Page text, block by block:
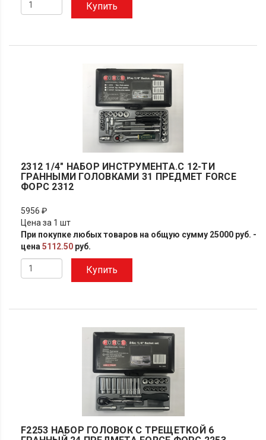
Купить
2312 1/4" НАБОР ИНСТРУМЕНТА.С 12-ТИ
ГРАННЫМИ ГОЛОВКАМИ 31 ПРЕДМЕТ FORCE
ФОРС 2312
5956 ₽
Цена за 1 шт
При покупке любых товаров на общую сумму 25000 руб. -
цена 5112.50 руб.
Купить
F2253 НАБОР ГОЛОВОК С ТРЕЩЕТКОЙ 6